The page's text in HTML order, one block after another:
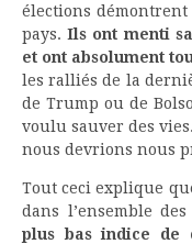
élections
pays.Ils ont menti
et ont absolument
les ralliés de la
de Trump ou de
voulu sauver des
nous devrions nous
Tout ceci explique
dans l’ensemble
plus bas indice de